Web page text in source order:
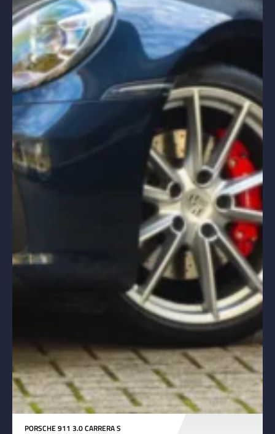
PORSCHE 911 3.0 CARRERA S